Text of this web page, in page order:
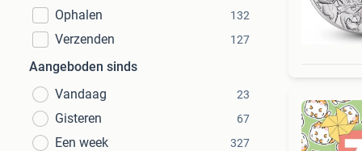
Ophalen
132
Verzenden 127
Aangeboden sinds
Vandaag
23
Gisteren 67
Een week 327